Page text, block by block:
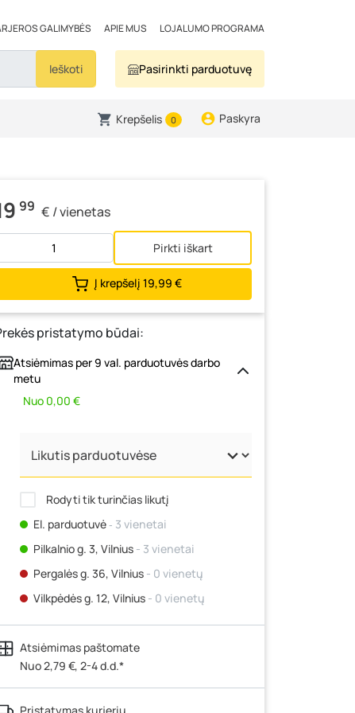
GALIMYBĖS APIE MUS LOJALUMO PROGRAMA
Ieškoti Pasirinkti parduotuvę
Krepšelis 0 Paskyra
99 € / vienetas
Pirkti iškart
Į krepšelį 19,99 €
pristatymo būdai:
Atsiėmimas per 9 val. parduotuvės darbo
metu
Nuo 0,00 €
Rodyti tik turinčias likutį
El. parduotuvė‐ 3 vienetai
Pilkalnio g. 3, Vilnius - 3 vienetai
Pergalės g. 36, Vilnius - 0 vienetų
Vilkpėdės g. 12, Vilnius - 0 vienetų
Ateities g. 15, Vilnius- 0 vienetų
Kauno r., Narsiečių k., Vytauto g. 183,
Kaunas- 3 vienetai
Šilutės pl. 83A, Klaipėda- 0 vienetų
Atsiėmimas paštomate
Nuo 2,79 €, 2-4 d.d.*